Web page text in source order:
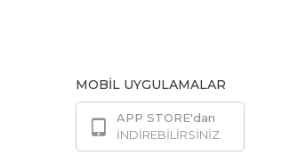
MOBİL UYGULAMALAR
APP STORE'dan
İNDİREBİLİRSİNİZ